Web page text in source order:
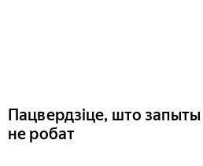
Пацвердзіце, што запыты
не робат